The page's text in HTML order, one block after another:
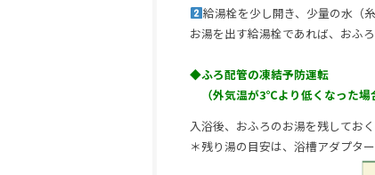
給湯栓を少し開き、少量の水（
お湯を出す給湯栓であれば、おふ
◆ふろ配管の凍結予防運転
（外気温が3℃より低くなった場
入浴後、おふろのお湯を残してお
＊残り湯の目安は、浴槽アダプタ